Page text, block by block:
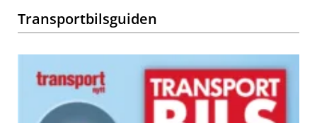
Transportbilsguiden